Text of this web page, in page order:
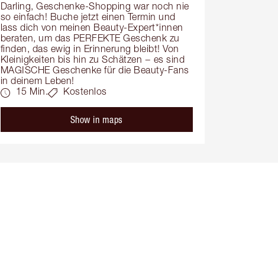
Darling, Geschenke-Shopping war noch nie
so einfach! Buche jetzt einen Termin und
lass dich von meinen Beauty-Expert*innen
beraten, um das PERFEKTE Geschenk zu
finden, das ewig in Erinnerung bleibt! Von
Kleinigkeiten bis hin zu Schätzen − es sind
MAGISCHE Geschenke für die Beauty-Fans
in deinem Leben!
15 Min.
Kostenlos
Show in maps